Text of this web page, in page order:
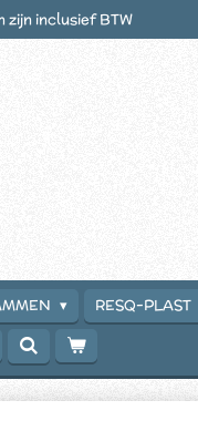
zijn inclusief BTW
RESQ-PLAST